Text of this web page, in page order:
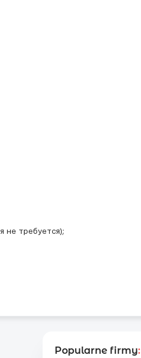
не требуется);
Popularne firmy: